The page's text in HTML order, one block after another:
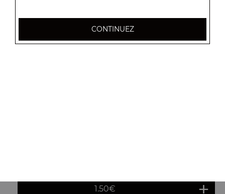
Sprite 33 cl
1.50€
CONTINUEZ